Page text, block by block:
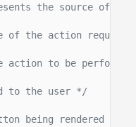
the source of
of the action request
action to be
to the user */
being rendered to